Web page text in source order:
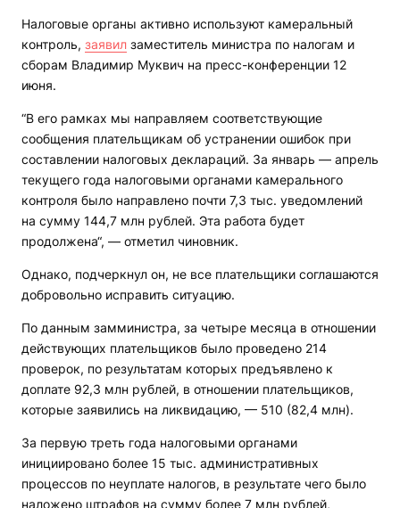
Налоговые органы активно используют камеральный
контроль, заявил заместитель министра по налогам и
сборам Владимир Муквич на пресс-конференции 12
июня.
“В его рамках мы направляем соответствующие
сообщения плательщикам об устранении ошибок при
составлении налоговых деклараций. За январь — апрель
текущего года налоговыми органами камерального
контроля было направлено почти 7,3 тыс. уведомлений
на сумму 144,7 млн рублей. Эта работа будет
продолжена“, — отметил чиновник.
Однако, подчеркнул он, не все плательщики соглашаются
добровольно исправить ситуацию.
По данным замминистра, за четыре месяца в отношении
действующих плательщиков было проведено 214
проверок, по результатам которых предъявлено к
доплате 92,3 млн рублей, в отношении плательщиков,
которые заявились на ликвидацию, — 510 (82,4 млн).
За первую треть года налоговыми органами
инициировано более 15 тыс. административных
процессов по неуплате налогов, в результате чего было
наложено штрафов на сумму более 7 млн рублей,